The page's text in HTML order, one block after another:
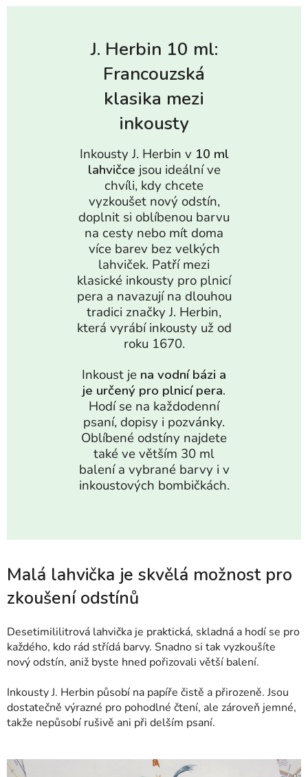
J. Herbin 10 ml:
Francouzská
klasika mezi
inkousty
Inkousty J. Herbin v 10 ml
lahvičce jsou ideální ve
chvíli, kdy chcete
vyzkoušet nový odstín,
doplnit si oblíbenou barvu
na cesty nebo mít doma
více barev bez velkých
lahviček. Patří mezi
klasické inkousty pro plnicí
pera a navazují na dlouhou
tradici značky J. Herbin,
která vyrábí inkousty už od
roku 1670.
Inkoust je na vodní bázi a
je určený pro plnicí pera.
Hodí se na každodenní
psaní, dopisy i pozvánky.
Oblíbené odstíny najdete
také ve větším 30 ml
balení a vybrané barvy i v
inkoustových bombičkách.
Malá lahvička je skvělá možnost pro
zkoušení odstínů
Desetimililitrová lahvička je praktická, skladná a hodí se pro
každého, kdo rád střídá barvy. Snadno si tak vyzkoušíte
nový odstín, aniž byste hned pořizovali větší balení.
Inkousty J. Herbin působí na papíře čistě a přirozeně. Jsou
dostatečně výrazné pro pohodlné čtení, ale zároveň jemné,
takže nepůsobí rušivě ani při delším psaní.